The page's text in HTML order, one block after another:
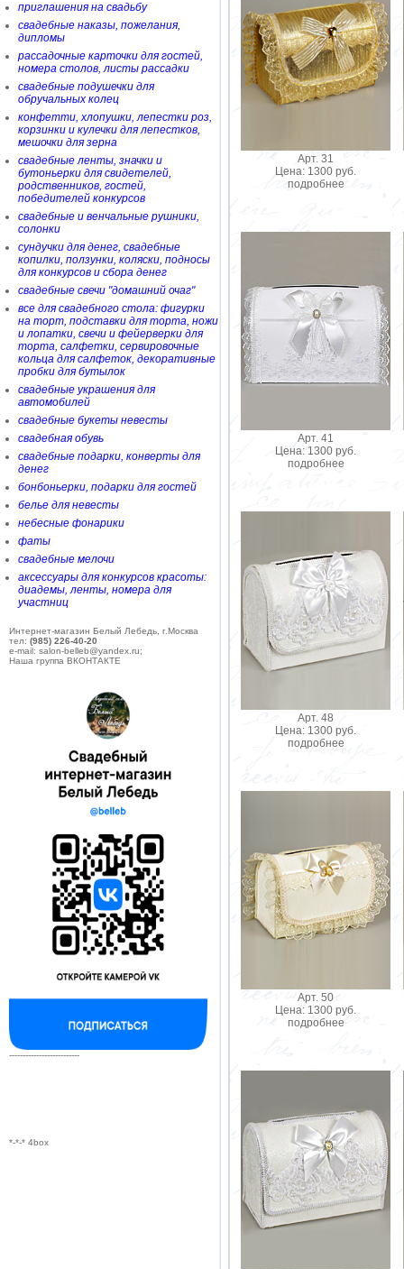
приглашения на свадьбу
свадебные наказы, пожелания,
дипломы
рассадочные карточки для гостей,
номера столов, листы рассадки
свадебные подушечки для
обручальных колец
конфетти, хлопушки, лепестки роз,
корзинки и кулечки для лепестков,
мешочки для зерна
свадебные ленты, значки и
бутоньерки для свидетелей,
родственников, гостей,
победителей конкурсов
свадебные и венчальные рушники,
солонки
сундучки для денег, свадебные
копилки, ползунки, коляски, подносы
для конкурсов и сбора денег
свадебные свечи "домашний очаг"
все для свадебного стола: фигурки
на торт, подставки для торта, ножи
и лопатки, свечи и фейерверки для
торта, салфетки, сервировочные
кольца для салфеток, декоративные
пробки для бутылок
свадебные украшения для
автомобилей
свадебные букеты невесты
свадебная обувь
свадебные подарки, конверты для
денег
бонбоньерки, подарки для гостей
белье для невесты
небесные фонарики
фаты
свадебные мелочи
аксессуары для конкурсов красоты:
диадемы, ленты, номера для
участниц
Интернет-магазин Белый Лебедь, г.Москва
тел: (985) 226-40-20
e-mail: salon-belleb@yandex.ru;
Наша группа ВКОНТАКТЕ
--------------------------
*-*-* 4box
Арт. 31
Цена: 1300 руб.
подробнее
Арт. 41
Цена: 1300 руб.
подробнее
Арт. 48
Цена: 1300 руб.
подробнее
Арт. 50
Цена: 1300 руб.
подробнее